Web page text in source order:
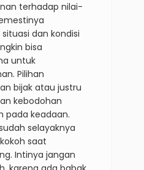
terhadap nilai-
dan kondisi
bisa
untuk
Pilihan
bijak atau justru
kebodohan
pada keadaan.
selayaknya
saat
Intinya jangan